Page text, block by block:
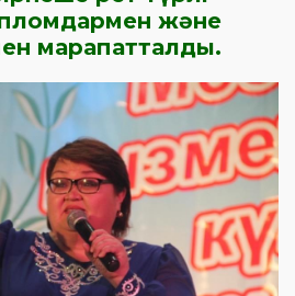
және
марапатталды.